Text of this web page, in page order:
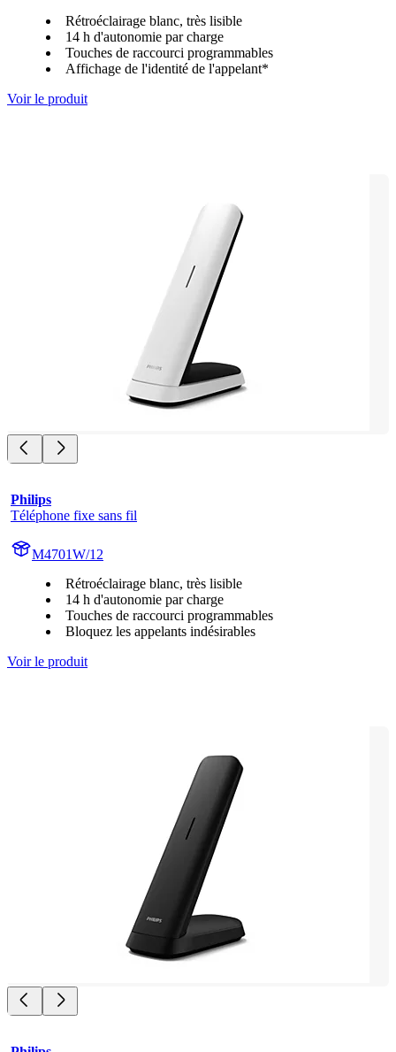
Rétroéclairage blanc, très lisible
14 h d'autonomie par charge
Touches de raccourci programmables
Affichage de l'identité de l'appelant*
Voir le produit
Philips
Téléphone fixe sans fil
M4701W/12
Rétroéclairage blanc, très lisible
14 h d'autonomie par charge
Touches de raccourci programmables
Bloquez les appelants indésirables
Voir le produit